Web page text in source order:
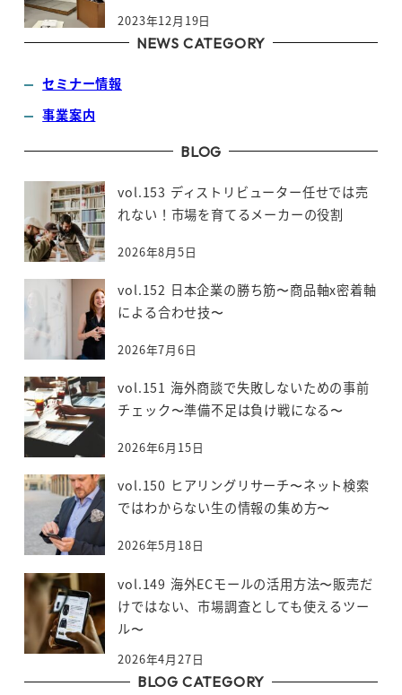
2023年12月19日
NEWS CATEGORY
セミナー情報
事業案内
BLOG
vol.153 ディストリビューター任せでは売
れない！市場を育てるメーカーの役割
2026年8月5日
vol.152 日本企業の勝ち筋〜商品軸x密着軸
による合わせ技〜
2026年7月6日
vol.151 海外商談で失敗しないための事前
チェック〜準備不足は負け戦になる〜
2026年6月15日
vol.150 ヒアリングリサーチ〜ネット検索
ではわからない生の情報の集め方〜
2026年5月18日
vol.149 海外ECモールの活用方法〜販売だ
けではない、市場調査としても使えるツー
ル〜
2026年4月27日
BLOG CATEGORY